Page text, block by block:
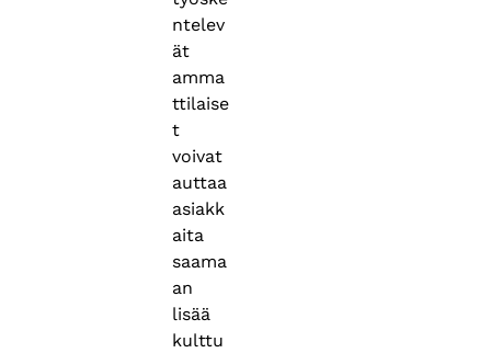
ntelev
ät
amma
ttilaise
t
voivat
auttaa
asiakk
aita
saama
an
lisää
kulttu